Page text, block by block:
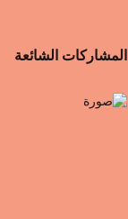
المشاركات الشائعة